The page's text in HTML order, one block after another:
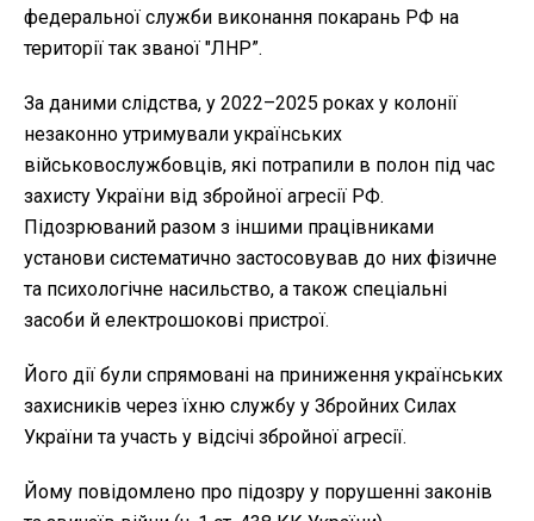
федеральної служби виконання покарань РФ на
території так званої "ЛНР”.
За даними слідства, у 2022–2025 роках у колонії
незаконно утримували українських
військовослужбовців, які потрапили в полон під час
захисту України від збройної агресії РФ.
Підозрюваний разом з іншими працівниками
установи систематично застосовував до них фізичне
та психологічне насильство, а також спеціальні
засоби й електрошокові пристрої.
Його дії були спрямовані на приниження українських
захисників через їхню службу у Збройних Силах
України та участь у відсічі збройної агресії.
Йому повідомлено про підозру у порушенні законів